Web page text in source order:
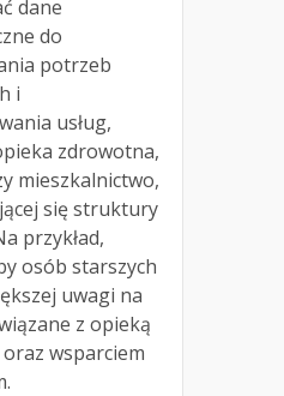
dane
do
potrzeb
i
usług,
zdrowotna,
mieszkalnictwo,
się struktury
przykład,
osób starszych
uwagi na
z opieką
wsparciem